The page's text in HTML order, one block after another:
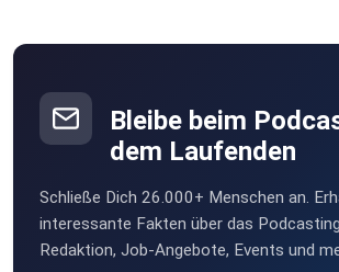
Bleibe beim
dem Laufenden
Schließe Dich 26.000+ Menschen an.
interessante Fakten über das
Redaktion, Job-Angebote, Events und